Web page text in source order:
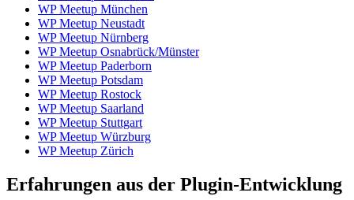
WP Meetup München
WP Meetup Neustadt
WP Meetup Nürnberg
WP Meetup Osnabrück/Münster
WP Meetup Paderborn
WP Meetup Potsdam
WP Meetup Rostock
WP Meetup Saarland
WP Meetup Stuttgart
WP Meetup Würzburg
WP Meetup Zürich
Erfahrungen aus der Plugin-Entwicklung